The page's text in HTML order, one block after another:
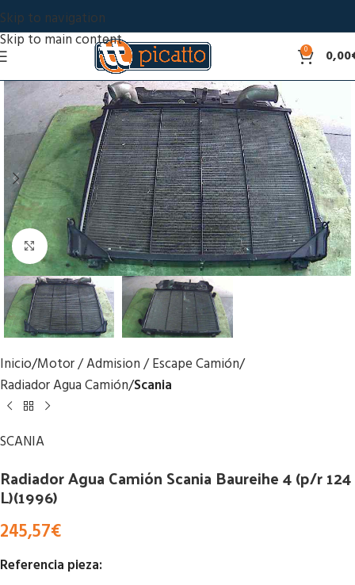
Skip to navigation
Skip to main content
0 0,00
Click to enlarge
Inicio Motor / Admision / Escape Camión
Radiador Agua Camión Scania
SCANIA
Radiador Agua Camión Scania Baureihe 4 (p/r 124
L)(1996)
245,57€
Referencia pieza: